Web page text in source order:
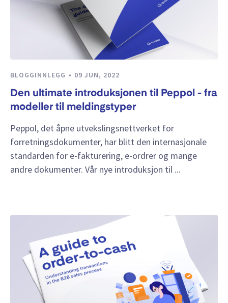
BLOGGINNLEGG 09 JUN, 2022
Den ultimate introduksjonen til Peppol - fra
modeller til meldingstyper
Peppol, det åpne utvekslingsnettverket for
forretningsdokumenter, har blitt den internasjonale
standarden for e-fakturering, e-ordrer og mange
andre dokumenter. Vår nye introduksjon til ...